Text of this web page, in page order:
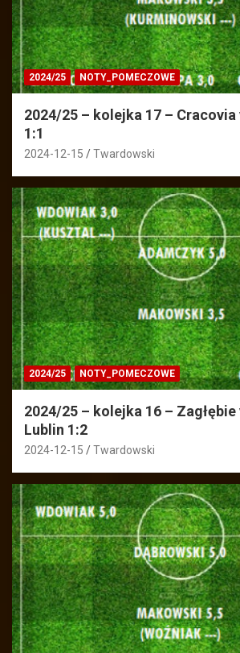
2024/25 NOTY_POMECZOWE
2024/25 – kolejka 17 – Cracovia
1:1
2024-12-15 Twardowski
2024/25 NOTY_POMECZOWE
2024/25 – kolejka 16 –
Lublin 1:2
2024-12-15 Twardowski